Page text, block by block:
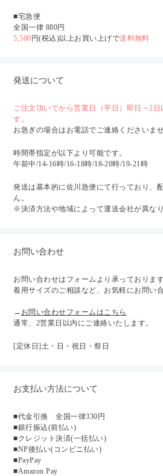
■宅急便
全国一律 880円
5,500円(税込)以上お買い上げで送料無料
発送について
ご注文頂いてから営業日（平日）即日～2日
す。
お急ぎの場合はお電話でご連絡くださいませ
時間帯指定が以下より可能です。
午前中/14-16時/16-18時/18-20時/19-21時
発送は基本的に佐川急便にて行っており、
ん。
※決済方法や地域によって運送会社が異なり
お問い合わせ
お問い合わせはフォームより承っております
着用サイズのご相談など、お気軽にお問い
→ お問い合わせフォームはこちら
通常、2営業日以内にご連絡いたします。
[定休日]土・日・祝日・祭日
お支払い方法について
■代金引換 全国一律330円
■銀行振込(前払い)
■クレジット決済(一括払い)
■NP後払い(コンビニ払い)
■PayPay
■Amazon Pay